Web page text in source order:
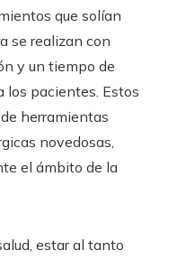
que solían
se realizan con
y un tiempo de
los pacientes. Estos
herramientas
novedosas,
el ámbito de la
estar al tanto